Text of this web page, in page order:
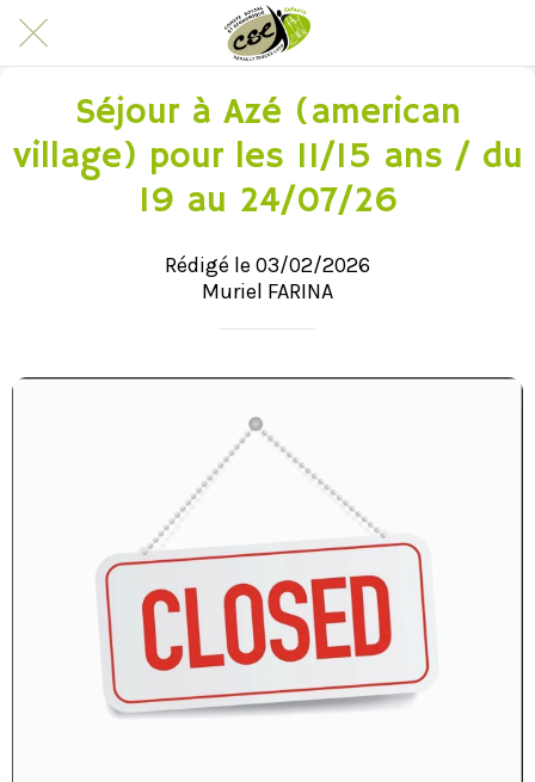
Séjour à Azé (american
village) pour les 11/15 ans / du
19 au 24/07/26
Rédigé le 03/02/2026
Muriel FARINA